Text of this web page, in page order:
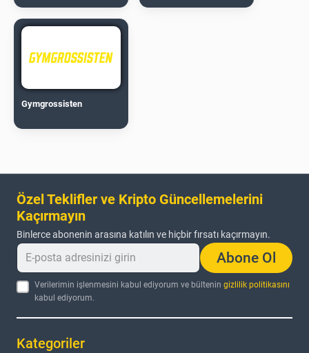
Gymgrossisten
Özel Teklifler ve Kripto Güncellemelerini
Kaçırmayın
Binlerce abonenin arasına katılın ve hiçbir fırsatı kaçırmayın.
Abone Ol
Verilerimin işlenmesini kabul ediyorum ve bülteningizlilik politikasını
kabul ediyorum.
Kategoriler